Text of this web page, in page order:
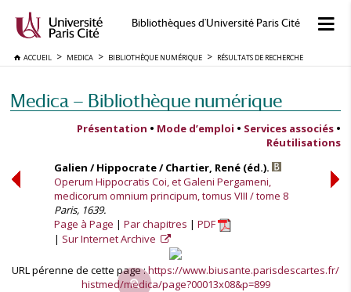
Bibliothèques d'Université Paris Cité
ACCUEIL MEDICA BIBLIOTHÈQUE NUMÉRIQUE RÉSULTATS DE RECHERCHE
Medica — Bibliothèque numérique
Présentation • Mode d’emploi • Services associés •
Réutilisations
Galien / Hippocrate / Chartier, René (éd.).
Operum Hippocratis Coi, et Galeni Pergameni,
medicorum omnium principum, tomus VIII / tome 8
Paris, 1639.
Page à Page
Par chapitres
PDF
Sur Internet Archive
URL pérenne de cette page :https://www.biusante.parisdescartes.fr/
histmed/medica/page?00013x08&p=899